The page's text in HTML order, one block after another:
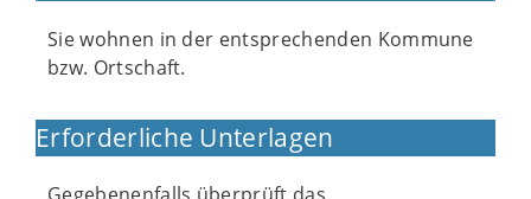
Sie wohnen in der entsprechenden Kommune
bzw. Ortschaft.
Erforderliche Unterlagen